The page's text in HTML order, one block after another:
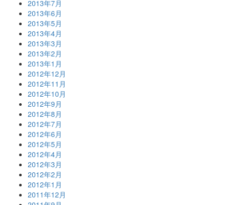
2013年7月
2013年6月
2013年5月
2013年4月
2013年3月
2013年2月
2013年1月
2012年12月
2012年11月
2012年10月
2012年9月
2012年8月
2012年7月
2012年6月
2012年5月
2012年4月
2012年3月
2012年2月
2012年1月
2011年12月